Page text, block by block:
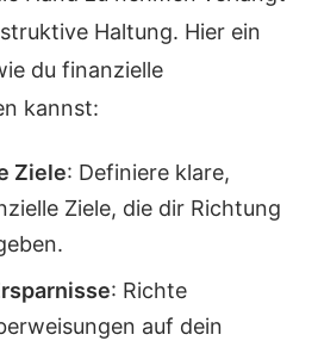
Haltung. Hier ein
du finanzielle
kannst:
Ziele: Definiere klare,
Ziele, die dir Richtung
: Richte
auf dein